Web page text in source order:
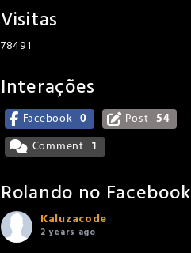
Visitas
78491
Interações
Facebook 0 Post 54
Comment 1
Rolando no Facebook
Kaluzacode
2 years ago